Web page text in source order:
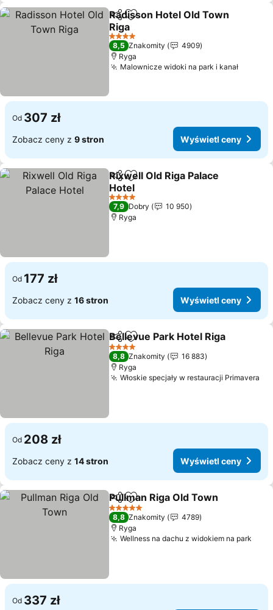
UdostępnijDodaj do ulubionych
Radisson Hotel Old Town
Riga
4 Kategoria
8,5 Znakomity
4909
Ryga
Malownicze widoki na park i kanał
Od 307 zł
Zobacz ceny z 9 stron Wyświetl ceny
Udostępnij
Dodaj do ulubionych
Rixwell Old Riga Palace
Hotel
4 Kategoria
7,9 Dobry
10 950
Ryga
Od 177 zł
Zobacz ceny z 16 stron Wyświetl ceny
Udostępnij
Dodaj do ulubionych
Bellevue Park Hotel Riga
4 Kategoria
8,8 Znakomity
16 883
Ryga
Włoskie specjały w restauracji Primavera
Od 208 zł
Zobacz ceny z 14 stron Wyświetl ceny
Udostępnij
Dodaj do ulubionych
Pullman Riga Old Town
5 Kategoria
8,8 Znakomity
4789
Ryga
Wellness na dachu z widokiem na park
Od 337 zł